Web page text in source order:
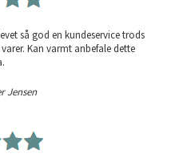
så god en kundeservice trods
Kan varmt anbefale dette
Jensen